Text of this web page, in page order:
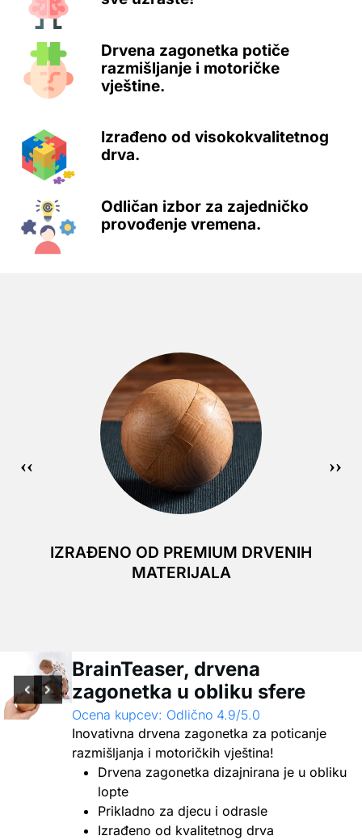
Drvena zagonetka potiče
razmišljanje i motoričke
vještine.
Izrađeno od visokokvalitetnog
drva.
Odličan izbor za zajedničko
provođenje vremena.
IZRAĐENO OD PREMIUM DRVENIH
MATERIJALA
BrainTeaser, drvena
zagonetka u obliku sfere
Ocena kupcev: Odlično 4.9/5.0
Inovativna drvena zagonetka za poticanje
razmišljanja i motoričkih vještina!
Drvena zagonetka dizajnirana je u obliku
lopte
Prikladno za djecu i odrasle
Izrađeno od kvalitetnog drva